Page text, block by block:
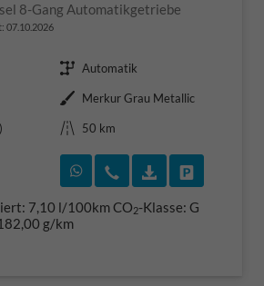
8-Gang Automatikgetriebe
07.10.2026
Getriebe Automatik
Außenfarbe Merkur Grau Metallic
Kilometerstand 50 km
Rückruf vereinbaren
Wir rufen Sie an
7,10 l/100kmCO2-Klasse: G
g/km